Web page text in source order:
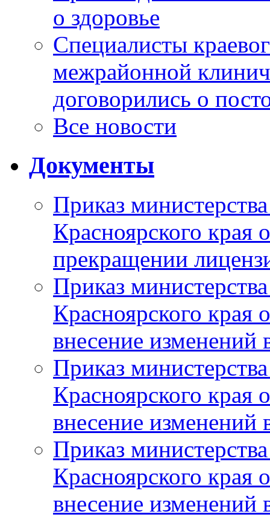
о здоровье
Специалисты
межрайонной
договорились о
Все новости
Документы
Приказ
Красноярского
прекращении
Приказ
Красноярского
внесение изменений
Приказ
Красноярского
внесение изменений
Приказ
Красноярского
внесение изменений